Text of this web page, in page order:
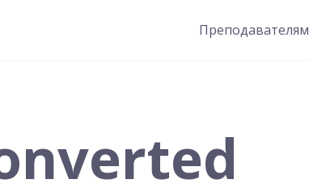
Преподавателям